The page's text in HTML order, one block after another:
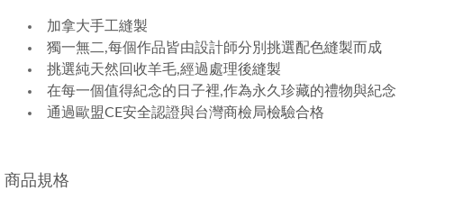
加拿大手工縫製
獨一無二,每個作品皆由設計師分別挑選配色縫製而成
挑選純天然回收羊毛,經過處理後縫製
在每一個值得紀念的日子裡,作為永久珍藏的禮物與紀念
通過歐盟CE安全認證與台灣商檢局檢驗合格
商品規格